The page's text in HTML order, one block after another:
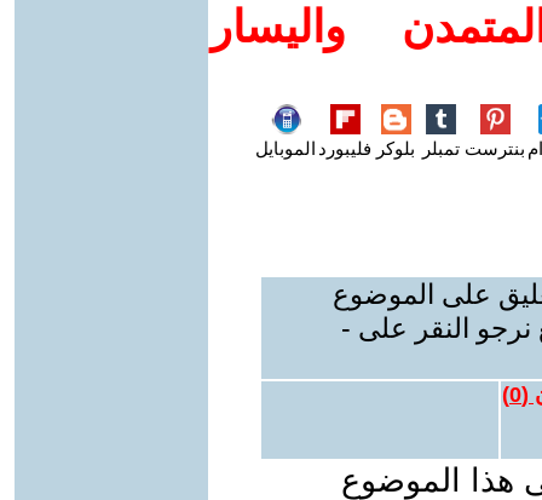
واليسار
بنترست تمبلر بلوكر فليبورد الموبايل
على الموضوع
نرجو النقر على -
(
0
)
هذا الموضوع